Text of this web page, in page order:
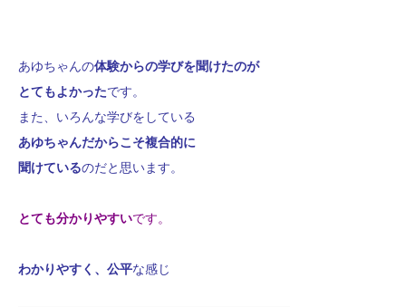
あゆちゃんの体験からの学びを聞けたのが
とてもよかったです。
また、いろんな学びをしている
あゆちゃんだからこそ複合的に
聞けているのだと思います。
とても分かりやすいです。
わかりやすく、公平な感じ